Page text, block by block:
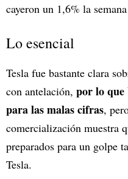
cayeron un 1,6% la
Lo esencial
Tesla fue bastante clara
con antelación, por lo que
para las malas cifras,
comercialización muestra
preparados para un golpe
Tesla.